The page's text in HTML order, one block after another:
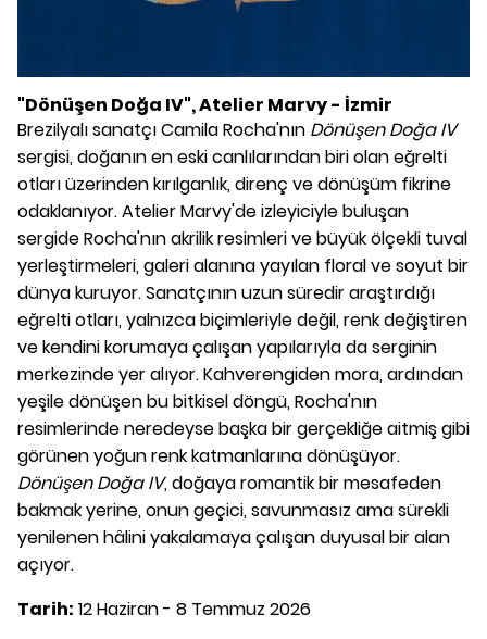
"Dönüşen Doğa IV", Atelier Marvy - İzmir
Brezilyalı sanatçı Camila Rocha'nın Dönüşen Doğa IV
sergisi, doğanın en eski canlılarından biri olan eğrelti
otları üzerinden kırılganlık, direnç ve dönüşüm fikrine
odaklanıyor. Atelier Marvy'de izleyiciyle buluşan
sergide Rocha'nın akrilik resimleri ve büyük ölçekli tuval
yerleştirmeleri, galeri alanına yayılan floral ve soyut bir
dünya kuruyor. Sanatçının uzun süredir araştırdığı
eğrelti otları, yalnızca biçimleriyle değil, renk değiştiren
ve kendini korumaya çalışan yapılarıyla da serginin
merkezinde yer alıyor. Kahverengiden mora, ardından
yeşile dönüşen bu bitkisel döngü, Rocha'nın
resimlerinde neredeyse başka bir gerçekliğe aitmiş gibi
görünen yoğun renk katmanlarına dönüşüyor.
Dönüşen Doğa IV, doğaya romantik bir mesafeden
bakmak yerine, onun geçici, savunmasız ama sürekli
yenilenen hâlini yakalamaya çalışan duyusal bir alan
açıyor.
Tarih: 12 Haziran - 8 Temmuz 2026